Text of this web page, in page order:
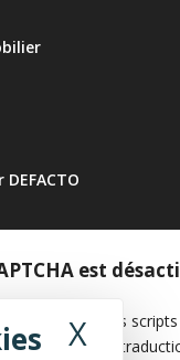
X
est
de charger des
de recherche,